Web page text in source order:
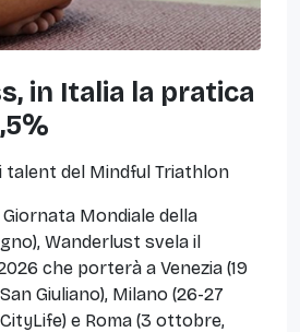
in Italia la pratica
talent del Mindful Triathlon
Mondiale della
Wanderlust svela il
che porterà a Venezia (19
Giuliano), Milano (26-27
e Roma (3 ottobre,